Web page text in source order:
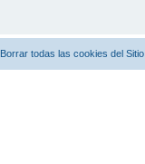
Borrar todas las cookies del Sitio